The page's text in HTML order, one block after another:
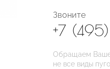
Звоните
+7
Обращаем Ваше
не все виды